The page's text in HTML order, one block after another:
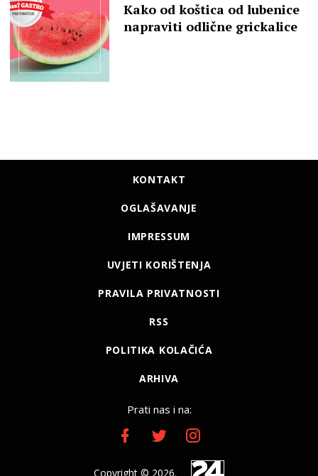
Kako od koštica od lubenice
napraviti odlične grickalice
KONTAKT
OGLAŠAVANJE
IMPRESSUM
UVJETI KORIŠTENJA
PRAVILA PRIVATNOSTI
RSS
POLITIKA KOLAČIĆA
ARHIVA
Prati nas i na:
Copyright © 2026.